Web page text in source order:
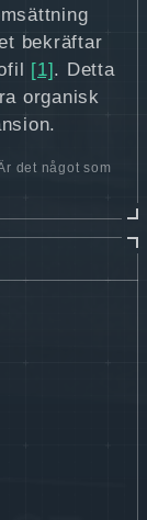
bekräftar
[1] . Detta
organisk
det något som